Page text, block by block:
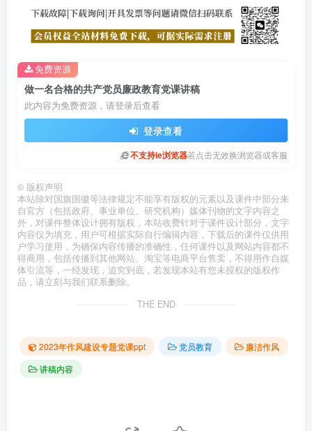
做一名合格的共产党员廉政教育党课讲稿
此内容为免费资源，请登录后查看
登录查看
不支持ie浏览器若点击无效换浏览器或客服
免费资源
© 版权声明
本站除对国旗国徽等法律规定不能享有版权的元素以及课件中部分来
自官方（包括政府、事业单位、研究机构）媒体刊物的文字内容之
外，对课件整体设计拥有版权，本站收费针对于课件设计部分，文字
内容仅为填充，用户可根据实际自行编辑内容，下载后的课件仅供用
户学习使用，为确保内容传播的准确性，任何课件以及网站内容都不
得商用，包括传播到其他网站、淘宝等电商平台售卖，不得用作自媒
体引流等，一经发现，追究到底，若发现本站有您未授权的版权作
品，请立刻与我们联系删除。
THE END
2023年作风建设专题党课ppt 党员教育
廉洁作风
讲稿内容